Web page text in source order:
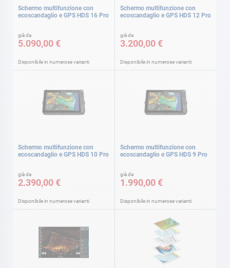
Schermo multifunzione con
ecoscandaglio e GPS HDS 16 Pro
già da
5.090,00 €
Disponibile in numerose varianti
Schermo multifunzione con
ecoscandaglio e GPS HDS 12 Pro
già da
3.200,00 €
Disponibile in numerose varianti
Schermo multifunzione con
ecoscandaglio e GPS HDS 10 Pro
già da
2.390,00 €
Disponibile in numerose varianti
Schermo multifunzione con
ecoscandaglio e GPS HDS 9 Pro
già da
1.990,00 €
Disponibile in numerose varianti